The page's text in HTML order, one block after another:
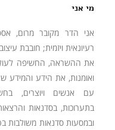
מי אני
אני הדר מקובר מרום,
רעיונאית ויזמית; חובבת
את ההשראה, החשיפה
ואומנות, את הידע והמידע
עם אנשים ויוצרים,
בתערוכות, בסדנאות
ובמסעות סדנאות משולבות